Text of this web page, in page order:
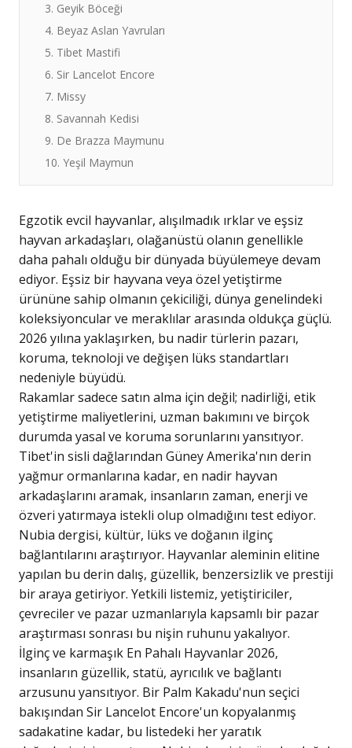
3. Geyik Böceği
4. Beyaz Aslan Yavruları
5. Tibet Mastifi
6. Sir Lancelot Encore
7. Missy
8. Savannah Kedisi
9. De Brazza Maymunu
10. Yeşil Maymun
Egzotik evcil hayvanlar, alışılmadık ırklar ve eşsiz
hayvan arkadaşları, olağanüstü olanın genellikle
daha pahalı olduğu bir dünyada büyülemeye devam
ediyor. Eşsiz bir hayvana veya özel yetiştirme
ürününe sahip olmanın çekiciliği, dünya genelindeki
koleksiyoncular ve meraklılar arasında oldukça güçlü.
2026 yılına yaklaşırken, bu nadir türlerin pazarı,
koruma, teknoloji ve değişen lüks standartları
nedeniyle büyüdü.
Rakamlar sadece satın alma için değil; nadirliği, etik
yetiştirme maliyetlerini, uzman bakımını ve birçok
durumda yasal ve koruma sorunlarını yansıtıyor.
Tibet'in sisli dağlarından Güney Amerika'nın derin
yağmur ormanlarına kadar, en nadir hayvan
arkadaşlarını aramak, insanların zaman, enerji ve
özveri yatırmaya istekli olup olmadığını test ediyor.
Nubia dergisi, kültür, lüks ve doğanın ilginç
bağlantılarını araştırıyor. Hayvanlar aleminin elitine
yapılan bu derin dalış, güzellik, benzersizlik ve prestiji
bir araya getiriyor. Yetkili listemiz, yetiştiriciler,
çevreciler ve pazar uzmanlarıyla kapsamlı bir pazar
araştırması sonrası bu nişin ruhunu yakalıyor.
İlginç ve karmaşık En Pahalı Hayvanlar 2026,
insanların güzellik, statü, ayrıcılık ve bağlantı
arzusunu yansıtıyor. Bir Palm Kakadu'nun seçici
bakışından Sir Lancelot Encore'un kopyalanmış
sadakatine kadar, bu listedeki her yaratık